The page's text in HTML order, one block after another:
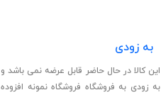
به زودی
این کالا در حال حاضر قابل عرضه نمی باشد و
به زودی به فروشگاه فروشگاه نمونه افزوده